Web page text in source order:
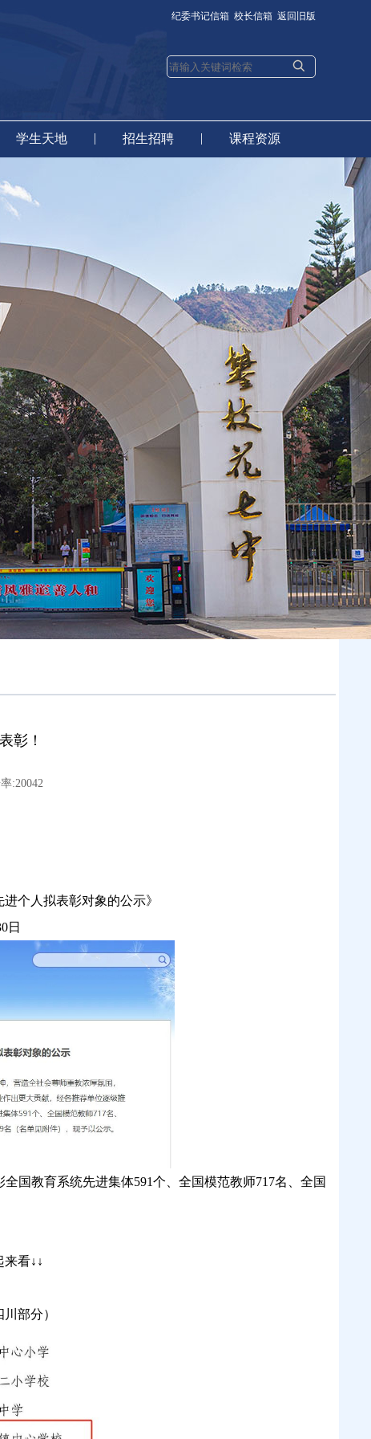
纪委书记信箱 校长信箱 返回旧版
学生天地 | 招生招聘 | 课程资源
彰！
:20042
个人拟表彰对象的公示》
日
国教育系统先进集体591个、全国模范教师717名、全国
看↓↓
部分）